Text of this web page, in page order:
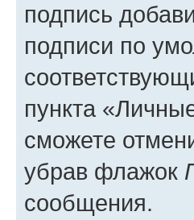
подпись
подписи по
пункта
сможете
убрав флажок
сообщения.